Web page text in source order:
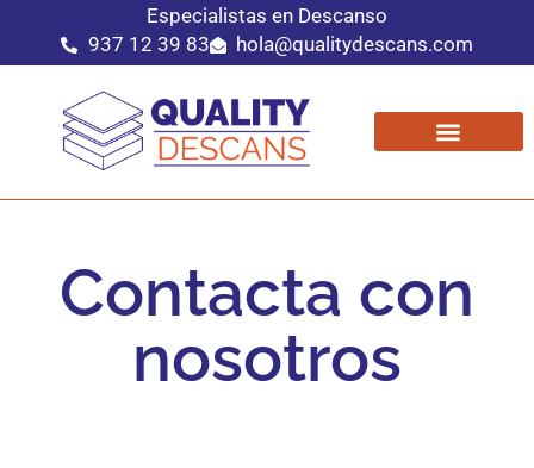
Especialistas en Descanso
937 12 39 83
hola@qualitydescans.com
Contacta con
nosotros